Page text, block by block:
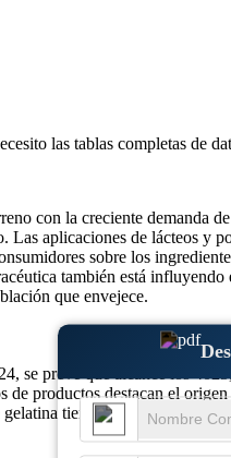
las tablas completas de
con la creciente demanda
Las aplicaciones de lácteos
sobre los
también está
que envejece.
se prevé que alcance los
de productos destacan el
tienen como objetivo